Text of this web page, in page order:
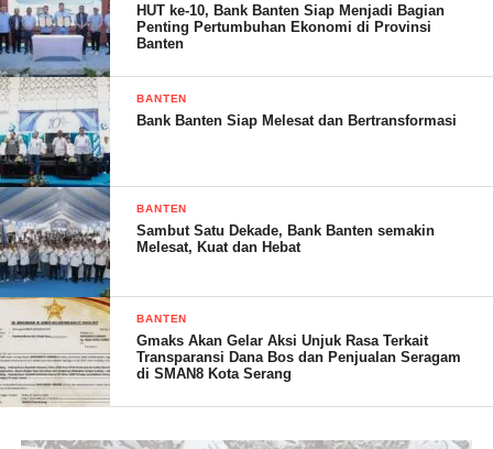
Pakupatan khususnya pak Dede, sehingga kesulitan kami dapat
teratasi dengan baik dan kami tinggal menunggu hasil verifikasi
hanya verifikasinya menunggu lama, coba pihak Pertamina dapat
mempermudah jadi tidak perlu adanya kebingungan dan antrian
panjang,” tutupnya
Annisa – RG
Post Views: 18
HUT ke-10, Bank Banten Siap Menjadi Bagian
Penting Pertumbuhan Ekonomi di Provinsi
Banten
BANTEN
Bank Banten Siap Melesat dan Bertransformasi
BANTEN
Sambut Satu Dekade, Bank Banten semakin
Melesat, Kuat dan Hebat
BANTEN
Gmaks Akan Gelar Aksi Unjuk Rasa Terkait
Transparansi Dana Bos dan Penjualan Seragam
di SMAN8 Kota Serang